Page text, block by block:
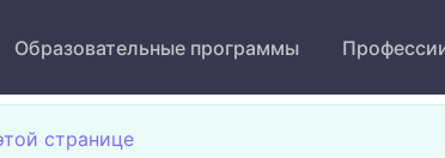
Образовательные программы
странице